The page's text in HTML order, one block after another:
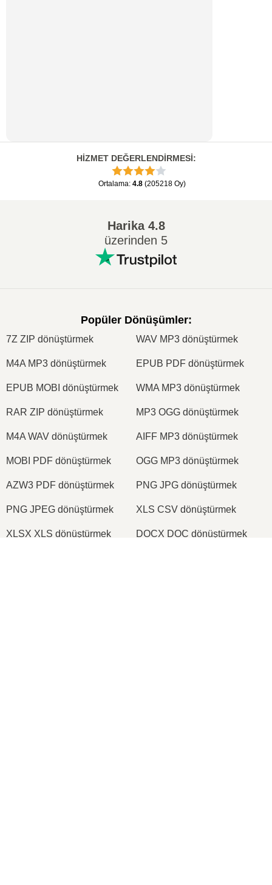
HİZMET DEĞERLENDİRMESİ:
Ortalama: 4.8 (205218 Oy)
Harika4.8
üzerinden 5
Popüler Dönüşümler:
7Z ZIP dönüştürmek WAV MP3 dönüştürmek
M4A MP3 dönüştürmek EPUB PDF dönüştürmek
EPUB MOBI dönüştürmek WMA MP3 dönüştürmek
RAR ZIP dönüştürmek MP3 OGG dönüştürmek
M4A WAV dönüştürmek AIFF MP3 dönüştürmek
MOBI PDF dönüştürmek OGG MP3 dönüştürmek
AZW3 PDF dönüştürmek PNG JPG dönüştürmek
PNG JPEG dönüştürmek XLS CSV dönüştürmek
XLSX XLS dönüştürmek DOCX DOC dönüştürmek